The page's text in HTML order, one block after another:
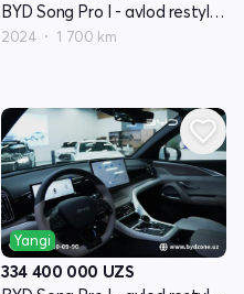
BYD Song Pro I - avlod restyling
2024 1 700 km
Yangi
334 400 000 UZS